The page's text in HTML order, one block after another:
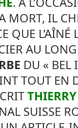
MORT, IL
QUE L’AÎNÉ
AU
DU « BEL
TOUT EN
SUISSE